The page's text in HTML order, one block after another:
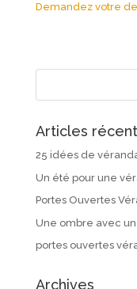
Demandez votre
Articles
25 idées de
Un été pour une
Portes Ouvertes
Une ombre avec
portes ouvertes
Archives